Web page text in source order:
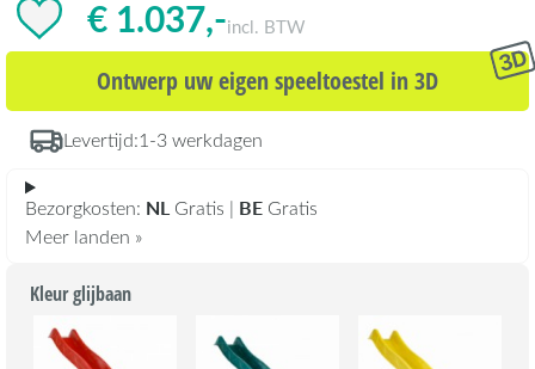
€ 1.037,-incl. BTW
Ontwerp uw eigen speeltoestel in 3D
Levertijd:1-3 werkdagen
Bezorgkosten: NL Gratis | BE Gratis
Meer landen »
Kleur glijbaan